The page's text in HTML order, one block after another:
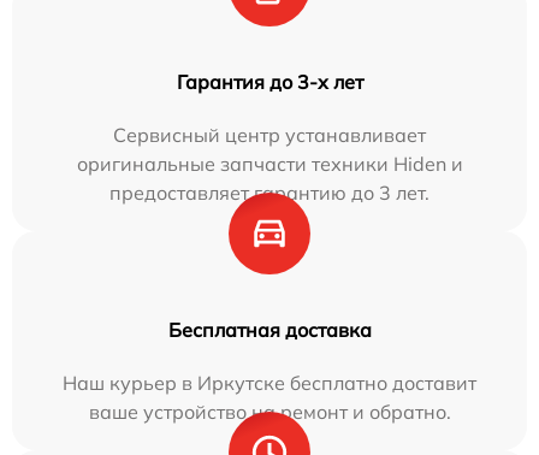
Гарантия до 3-х лет
Сервисный центр устанавливает
оригинальные запчасти техники Hiden и
предоставляет гарантию до 3 лет.
Бесплатная доставка
Наш курьер в Иркутске бесплатно доставит
ваше устройство на ремонт и обратно.